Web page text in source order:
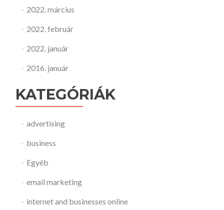
2022. március
2022. február
2022. január
2016. január
KATEGÓRIÁK
advertising
business
Egyéb
email marketing
internet and businesses online